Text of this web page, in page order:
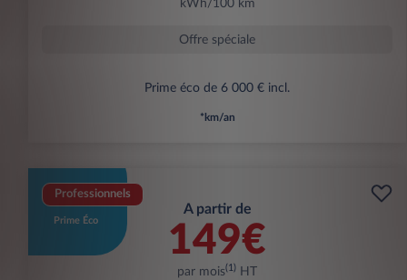
kWh/100 km
Offre spéciale
Prime éco de 6 000 € incl.
*km/an
Professionnels
Prime Éco
A partir de
149€
par mois(1) HT